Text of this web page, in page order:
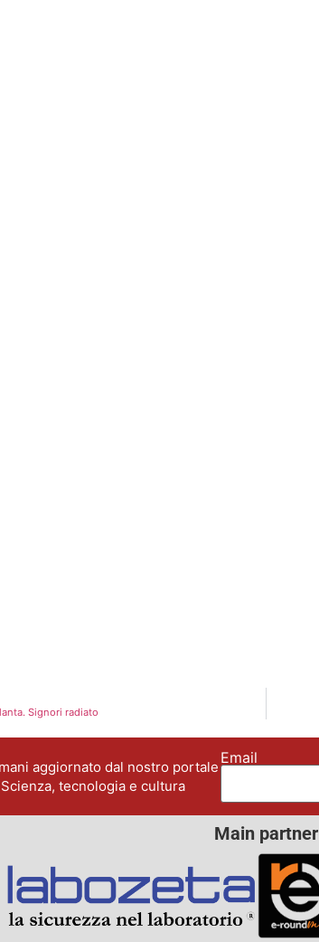
Signori radiato
aggiornato dal nostro portale
tecnologia e cultura
Email
Main partner